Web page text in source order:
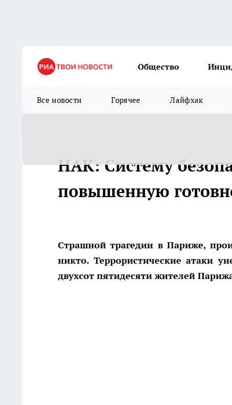
Общество
Все новости Горячее Лайфхак
НАК: Систему
повышенную
Страшной трагедии в Париже,
никто. Террористические атаки
двухсот пятидесяти жителей